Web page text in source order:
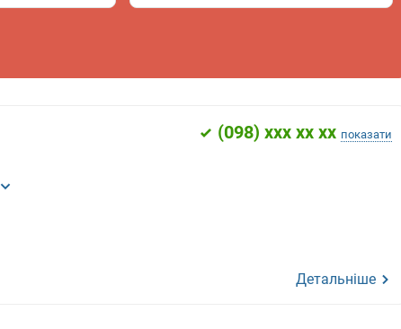
(098) xxx xx xx показати
Детальніше